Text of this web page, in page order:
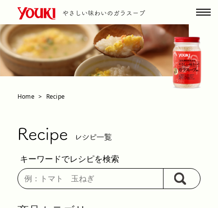
Home Recipe
キーワードでレシピを検索